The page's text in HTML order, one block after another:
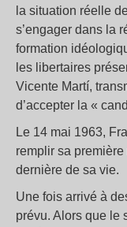
la situation réelle
s’engager dans la
formation
les libertaires
Vicente Martí,
d’accepter la «
Le 14 mai 1963,
remplir sa
dernière de sa vie.
Une fois arrivé à
prévu. Alors que le